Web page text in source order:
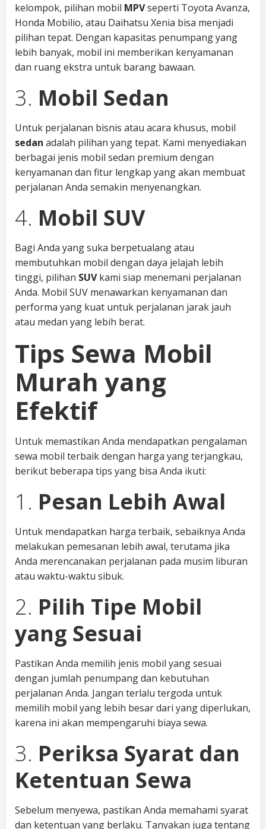
kelompok, pilihan mobil MPVseperti Toyota Avanza,
Honda Mobilio, atau Daihatsu Xenia bisa menjadi
pilihan tepat. Dengan kapasitas penumpang yang
lebih banyak, mobil ini memberikan kenyamanan
dan ruang ekstra untuk barang bawaan.
3. Mobil Sedan
Untuk perjalanan bisnis atau acara khusus, mobil
sedan adalah pilihan yang tepat. Kami menyediakan
berbagai jenis mobil sedan premium dengan
kenyamanan dan fitur lengkap yang akan membuat
perjalanan Anda semakin menyenangkan.
4. Mobil SUV
Bagi Anda yang suka berpetualang atau
membutuhkan mobil dengan daya jelajah lebih
tinggi, pilihan SUVkami siap menemani perjalanan
Anda. Mobil SUV menawarkan kenyamanan dan
performa yang kuat untuk perjalanan jarak jauh
atau medan yang lebih berat.
Tips Sewa Mobil
Murah yang
Efektif
Untuk memastikan Anda mendapatkan pengalaman
sewa mobil terbaik dengan harga yang terjangkau,
berikut beberapa tips yang bisa Anda ikuti:
1. Pesan Lebih Awal
Untuk mendapatkan harga terbaik, sebaiknya Anda
melakukan pemesanan lebih awal, terutama jika
Anda merencanakan perjalanan pada musim liburan
atau waktu-waktu sibuk.
2. Pilih Tipe Mobil
yang Sesuai
Pastikan Anda memilih jenis mobil yang sesuai
dengan jumlah penumpang dan kebutuhan
perjalanan Anda. Jangan terlalu tergoda untuk
memilih mobil yang lebih besar dari yang diperlukan,
karena ini akan mempengaruhi biaya sewa.
3. Periksa Syarat dan
Ketentuan Sewa
Sebelum menyewa, pastikan Anda memahami syarat
dan ketentuan yang berlaku. Tanyakan juga tentang